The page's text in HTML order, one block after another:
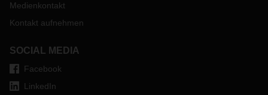
Medienkontakt
Kontakt aufnehmen
SOCIAL MEDIA
Facebook
LinkedIn